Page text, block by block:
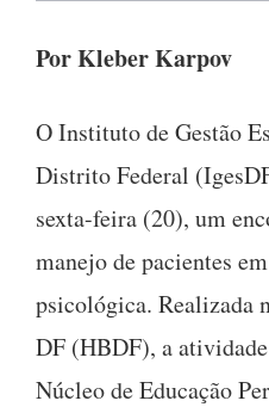
Por Kleber Karpov
O Instituto de Gestão
Distrito Federal
sexta-feira (20), um
manejo de pacientes
psicológica. Realizada
DF (HBDF), a
Núcleo de Educação